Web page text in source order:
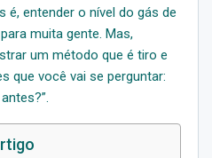
é, entender o nível do gás de
muita gente. Mas,
um método que é tiro e
que você vai se perguntar: